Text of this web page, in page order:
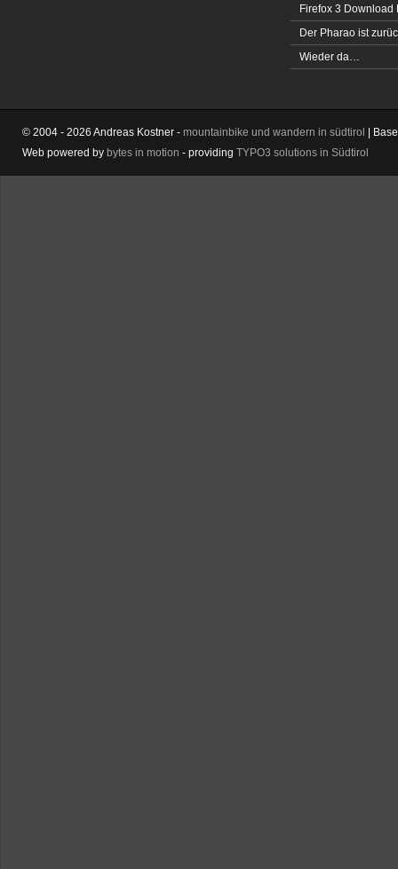
Firefox 3 Download
Der Pharao ist
Wieder da…
© 2004 - 2026 Andreas Kostner - mountainbike und wandern in südtirol |
Web powered by bytes in motion - providing TYPO3 solutions in Südtirol